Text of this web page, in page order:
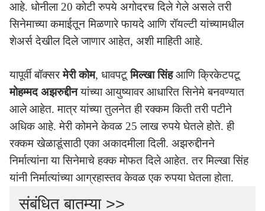
आहे. धोनीला 20 कोटी रुपये अगोदरच दिले गेले असले तरी
सिनेमाच्या कमाईतून मिळणारे फायदे आणि रॉयल्टी यांच्यामधील
शेअर्स देखील दिले जाणार आहेत, अशी माहिती आहे.
यापूर्वी बॉक्सरमेरी कोम, धावपटूमिल्खा सिंहआणि क्रिकेटपटू
मोहम्मद अझरुद्दीनयांच्या आयुष्यावर आधारित सिनेमे बनवण्यात
आले आहेत. मात्र यांच्या तुलनेत ही रक्कम किती तरी पटीने
अधिक आहे. मेरी कोमने केवळ 25 लाख रुपये घेतले होते. ही
रक्कम खेळाडूंसाठी एका अकादमीला दिली. अझरुद्दीनने
निर्मात्यांना या सिनेमाचे हक्क मोफत दिले आहेत. तर मिल्खा सिंह
यांनी निर्मात्यांच्या आग्रहास्तव केवळ एक रुपया घेतला होता.
संबंधित बातम्या >>